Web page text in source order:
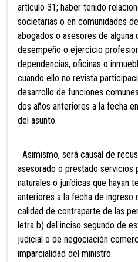
artículo 31; haber tenido
societarias o en comunidades
abogados o asesores de alguna
desempeño o ejercicio
dependencias, oficinas o
cuando ello no revista
desarrollo de funciones
dos años anteriores a la fecha
del asunto.
Asimismo, será causal de
asesorado o prestado servicios
naturales o jurídicas que hayan
anteriores a la fecha de ingreso
calidad de contraparte de las
letra b) del inciso segundo de
judicial o de negociación
imparcialidad del ministro.